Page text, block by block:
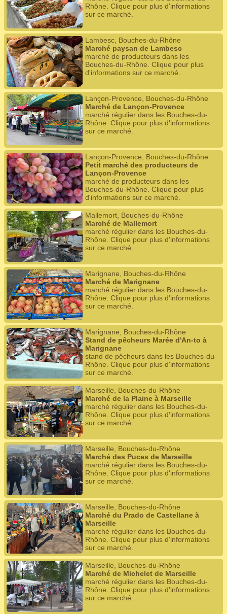
Rhône. Clique pour plus d'informations
sur ce marché.
Lambesc, Bouches-du-Rhône
Marché paysan de Lambesc
marché de producteurs dans les
Bouches-du-Rhône. Clique pour plus
d'informations sur ce marché.
Lançon-Provence, Bouches-du-Rhône
Marché de Lançon-Provence
marché régulier dans les Bouches-du-
Rhône. Clique pour plus d'informations
sur ce marché.
Lançon-Provence, Bouches-du-Rhône
Petit marché des producteurs de
Lançon-Provence
marché de producteurs dans les
Bouches-du-Rhône. Clique pour plus
d'informations sur ce marché.
Mallemort, Bouches-du-Rhône
Marché de Mallemort
marché régulier dans les Bouches-du-
Rhône. Clique pour plus d'informations
sur ce marché.
Marignane, Bouches-du-Rhône
Marché de Marignane
marché régulier dans les Bouches-du-
Rhône. Clique pour plus d'informations
sur ce marché.
Marignane, Bouches-du-Rhône
Stand de pêcheurs Marée d'An-to à
Marignane
stand de pêcheurs dans les Bouches-du-
Rhône. Clique pour plus d'informations
sur ce marché.
Marseille, Bouches-du-Rhône
Marché de la Plaine à Marseille
marché régulier dans les Bouches-du-
Rhône. Clique pour plus d'informations
sur ce marché.
Marseille, Bouches-du-Rhône
Marché des Puces de Marseille
marché régulier dans les Bouches-du-
Rhône. Clique pour plus d'informations
sur ce marché.
Marseille, Bouches-du-Rhône
Marché du Prado de Castellane à
Marseille
marché régulier dans les Bouches-du-
Rhône. Clique pour plus d'informations
sur ce marché.
Marseille, Bouches-du-Rhône
Marché de Michelet de Marseille
marché régulier dans les Bouches-du-
Rhône. Clique pour plus d'informations
sur ce marché.